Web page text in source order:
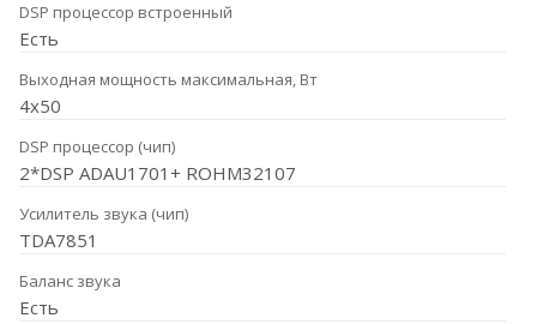
DSP процессор встроенный
Есть
Выходная мощность максимальная, Вт
4x50
DSP процессор (чип)
2*DSP ADAU1701+ ROHM32107
Усилитель звука (чип)
TDA7851
Баланс звука
Есть